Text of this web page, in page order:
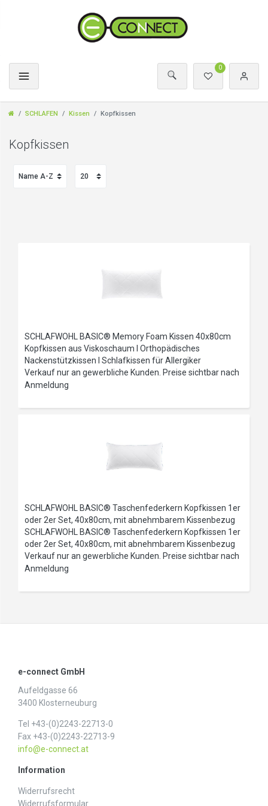
0
SCHLAFEN Kissen Kopfkissen
Kopfkissen
SCHLAFWOHL BASIC® Memory Foam Kissen 40x80cm
Kopfkissen aus Viskoschaum I Orthopädisches
Nackenstützkissen I Schlafkissen für Allergiker
Verkauf nur an gewerbliche Kunden. Preise sichtbar nach
Anmeldung
SCHLAFWOHL BASIC® Taschenfederkern Kopfkissen 1er
oder 2er Set, 40x80cm, mit abnehmbarem Kissenbezug
SCHLAFWOHL BASIC® Taschenfederkern Kopfkissen 1er
oder 2er Set, 40x80cm, mit abnehmbarem Kissenbezug
Verkauf nur an gewerbliche Kunden. Preise sichtbar nach
Anmeldung
e-connect GmbH
Aufeldgasse 66
3400 Klosterneuburg
Tel +43-(0)2243-22713-0
Fax +43-(0)2243-22713-9
info@e-connect.at
Information
Widerrufs­recht
Widerrufs­formular